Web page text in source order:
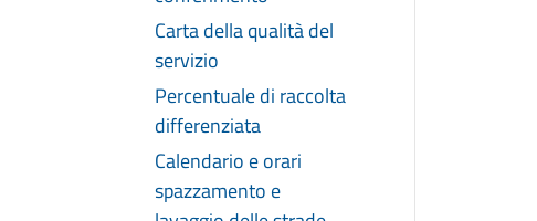
Carta della qualità del
servizio
Percentuale di raccolta
differenziata
Calendario e orari
spazzamento e